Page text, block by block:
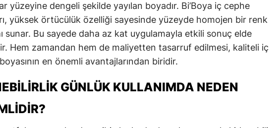
yüzeyine dengeli şekilde yayılan boyadır. Bi’Boya iç cephe
yüksek örtücülük özelliği sayesinde yüzeyde homojen bir renk
sunar. Bu sayede daha az kat uygulamayla etkili sonuç elde
Hem zamandan hem de maliyetten tasarruf edilmesi, kaliteli iç
en önemli avantajlarından biridir.
GÜNLÜK KULLANIMDA NEDEN